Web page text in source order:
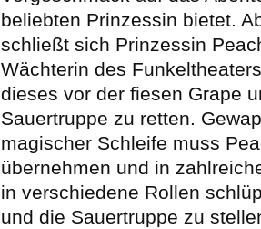
beliebten Prinzessin bietet.
schließt sich Prinzessin
Wächterin des
dieses vor der fiesen Grape
Sauertruppe zu retten.
magischer Schleife muss
übernehmen und in
in verschiedene Rollen
und die Sauertruppe zu